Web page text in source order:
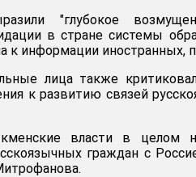
"глубокое
в стране системы
к информации иностранных,
лица также
к развитию связей
власти в целом
граждан с